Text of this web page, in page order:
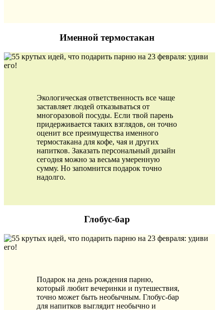
Именной термостакан
Экологическая ответственность все чаще
заставляет людей отказываться от
многоразовой посуды. Если твой парень
придерживается таких взглядов, он точно
оценит все преимущества именного
термостакана для кофе, чая и других
напитков. Заказать персональный дизайн
сегодня можно за весьма умеренную
сумму. Но запомнится подарок точно
надолго.
Глобус-бар
Подарок на день рождения парню,
который любит вечеринки и путешествия,
точно может быть необычным. Глобус-бар
для напитков выглядит необычно и